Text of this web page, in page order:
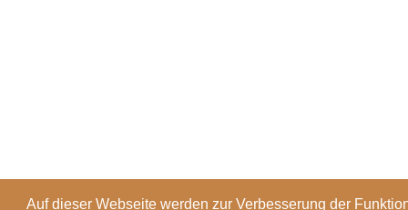
Auf dieser Webseite werden zur Verbesserung der